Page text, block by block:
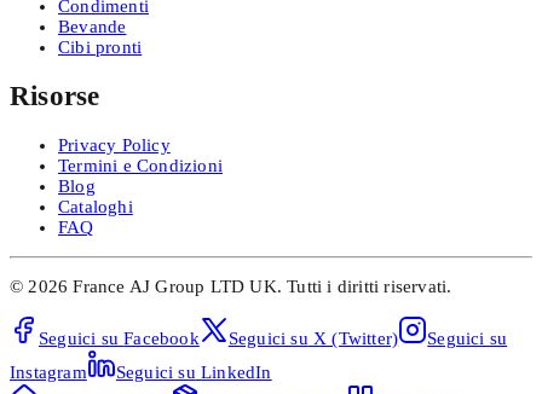
Condimenti
Bevande
Cibi pronti
Risorse
Privacy Policy
Termini e Condizioni
Blog
Cataloghi
FAQ
© 2026 France AJ Group LTD UK.Tutti i diritti riservati.
Seguici su Facebook Seguici su X (Twitter)
Seguici su
Instagram
Seguici su LinkedIn